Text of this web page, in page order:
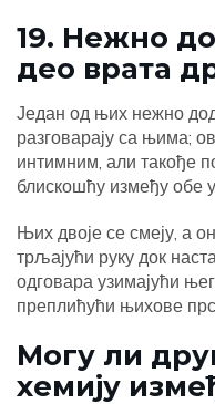
19. Нежно
део врата
Један од њих нежно
разговарају са њима;
интимним, али такође
блискошћу између обе
Њих двоје се смеју, а
трљајући руку док
одговара узимајући
преплићући њихове
Могу ли
хемију